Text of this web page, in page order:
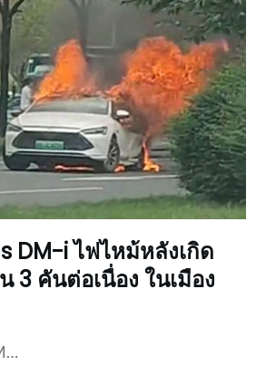
DM-i ไฟไหม้หลังเกิด
3 คันต่อเนื่อง ในเมือง